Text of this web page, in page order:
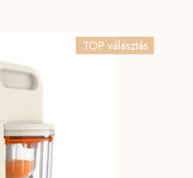
TOP választás